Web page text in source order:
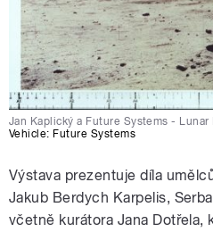
Jan Kaplický a Future Systems - Lunar
Vehicle: Future Systems
Výstava prezentuje díla
Jakub Berdych Karpelis,
včetně kurátora Jana Dotřela,